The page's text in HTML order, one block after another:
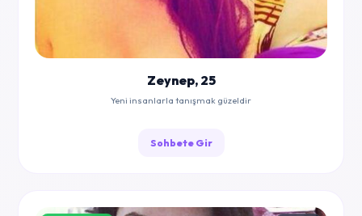
Zeynep, 25
Yeni insanlarla tanışmak güzeldir
Sohbete Gir